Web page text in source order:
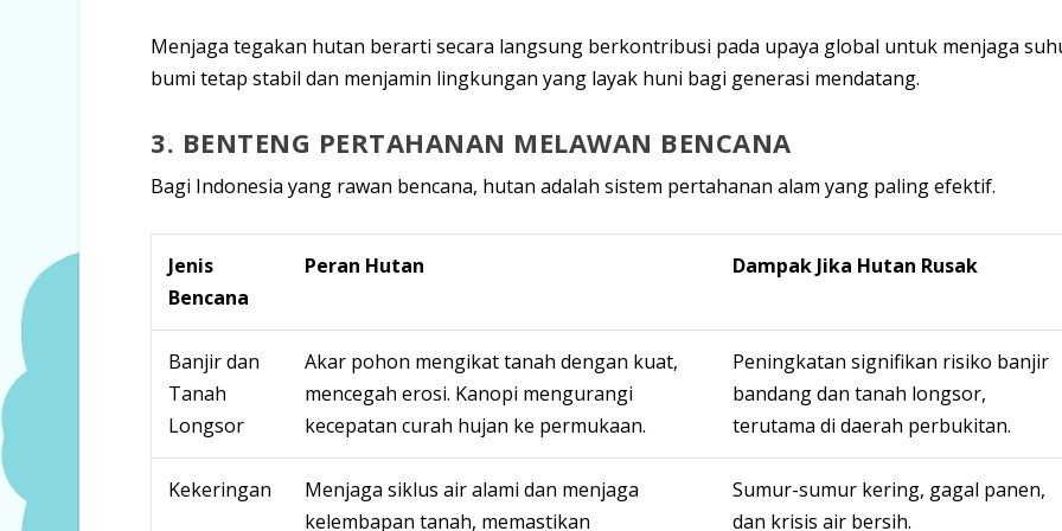
Menjaga tegakan hutan berarti secara langsung berkontribusi pada upaya global untuk menjaga
bumi tetap stabil dan menjamin lingkungan yang layak huni bagi generasi mendatang.
3. BENTENG PERTAHANAN MELAWAN BENCANA
Bagi Indonesia yang rawan bencana, hutan adalah sistem pertahanan alam yang paling efektif.
Jenis
Bencana
Peran Hutan Dampak Jika Hutan Rusak
Banjir dan
Tanah
Longsor
Akar pohon mengikat tanah dengan kuat,
mencegah erosi. Kanopi mengurangi
kecepatan curah hujan ke permukaan.
Peningkatan signifikan risiko banjir
bandang dan tanah longsor,
terutama di daerah perbukitan.
Kekeringan
Menjaga siklus air alami dan menjaga
kelembapan tanah, memastikan
Sumur-sumur kering, gagal panen,
dan krisis air bersih.